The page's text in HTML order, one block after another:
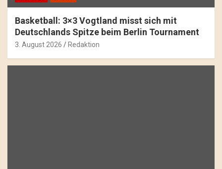
Basketball: 3×3 Vogtland misst sich mit
Deutschlands Spitze beim Berlin Tournament
3. August 2026 Redaktion